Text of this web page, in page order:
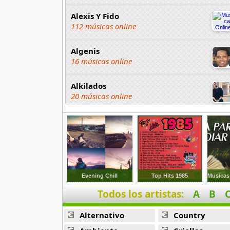
Alexis Y Fido
112 músicas online
Algenis
16 músicas online
Alkilados
20 músicas online
Andy Boy
42 músicas online
Angel Olmos
9 músicas online
Anonimus
20 músicas online
Anton La Voz De Oro
Evening Chill Top Hits 1985
Todos los artistas: A B
Alternativo
Country